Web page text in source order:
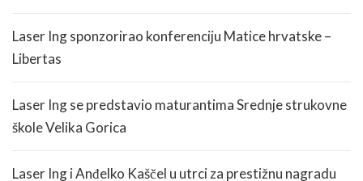
Laser Ing sponzorirao konferenciju Matice hrvatske –
Libertas
Laser Ing se predstavio maturantima Srednje strukovne
škole Velika Gorica
Laser Ing i Anđelko Kaščel u utrci za prestižnu nagradu